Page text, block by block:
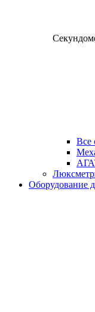
Все
Оборудование